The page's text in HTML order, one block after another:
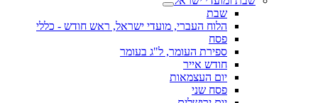
שבת
הלוח העברי, מועדי ישראל, ראש חודש - כללי
פסח
ספירת העומר, ל"ג בעומר
חודש אייר
יום העצמאות
פסח שני